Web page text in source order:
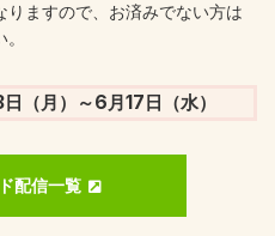
ますので、お済みでない方は
（月）～6月17日（水）
配信一覧